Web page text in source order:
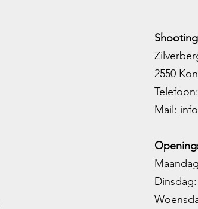
2550
Telefoon:
Mail: